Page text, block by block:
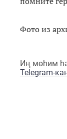
Фото из
Иң мөһим
Telegram-